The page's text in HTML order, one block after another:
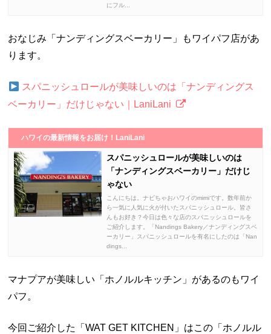
にフル...
おなじみ「ナンディングスベーカリー」もワイパフ店があ
ります。
スパニッシュロールが美味しいのは「ナンディングス
ベーカリー」だけじゃない｜LaniLani
ハワイの最新情報をお届け！LaniLani
スパニッシュロールが美味しいのは
「ナンディングスベーカリー」だけじ
ゃない
こんにちは。ナビちゃおハワイのmimiです。数年前か
ら一気に人気に火が付いたスパニッシュロール。皆さ
んもお好き？今日は色々な店のスパニッシュロールを
ご紹介します。「Nandings Bakery／ナンディングスベ
ーカリー」スパニッシュロールを有名にしたのは「Nan
dings...
マナプアが美味しい「ホノルルキッチン」があるのもワイ
パフ。
今回ご紹介した「WAT GET KITCHEN」はこの「ホノルル